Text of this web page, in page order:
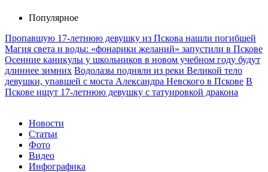
Популярное
Пропавшую 17-летнюю девушку из Пскова нашли погибшей
Магия света и воды: «фонарики желаний» запустили в Пскове
Осенние каникулы у школьников в новом учебном году будут
длиннее зимних Водолазы подняли из реки Великой тело
девушки, упавшей с моста Александра Невского в Пскове В
Пскове ищут 17‑летнюю девушку с татуировкой дракона
Новости
Статьи
Фото
Видео
Инфографика